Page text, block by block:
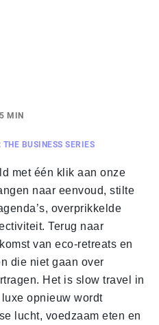
5 MIN
BUSINESS SERIES
met één klik aan onze
naar eenvoud, stilte
overprikkelde
Terug naar
van eco-retreats en
die niet gaan over
Het is slow travel in
opnieuw wordt
lucht, voedzaam eten en